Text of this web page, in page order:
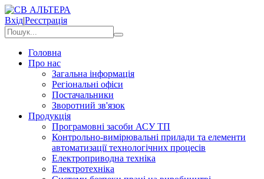
Вхід|Реєстрація
Головна
Про нас
Загальна інформація
Регіональні офіси
Постачальники
Зворотний зв'язок
Продукція
Програмовні засоби АСУ ТП
Контрольно-вимірювальні прилади та елементи
автоматизації технологічних процесів
Електроприводна техніка
Електротехніка